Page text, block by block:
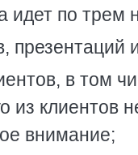
идет по трем
презентаций
в том
из клиентов
внимание;